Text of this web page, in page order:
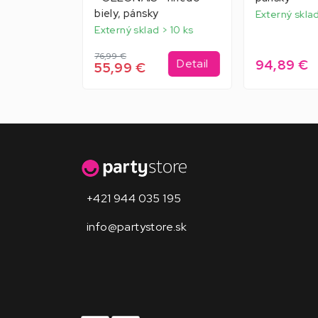
biely, pánsky
Externý sklad > 10 ks
76,99 €
55,99 € Detail
Externý
94,89 €
+421 944 035 195
info@partystore.sk